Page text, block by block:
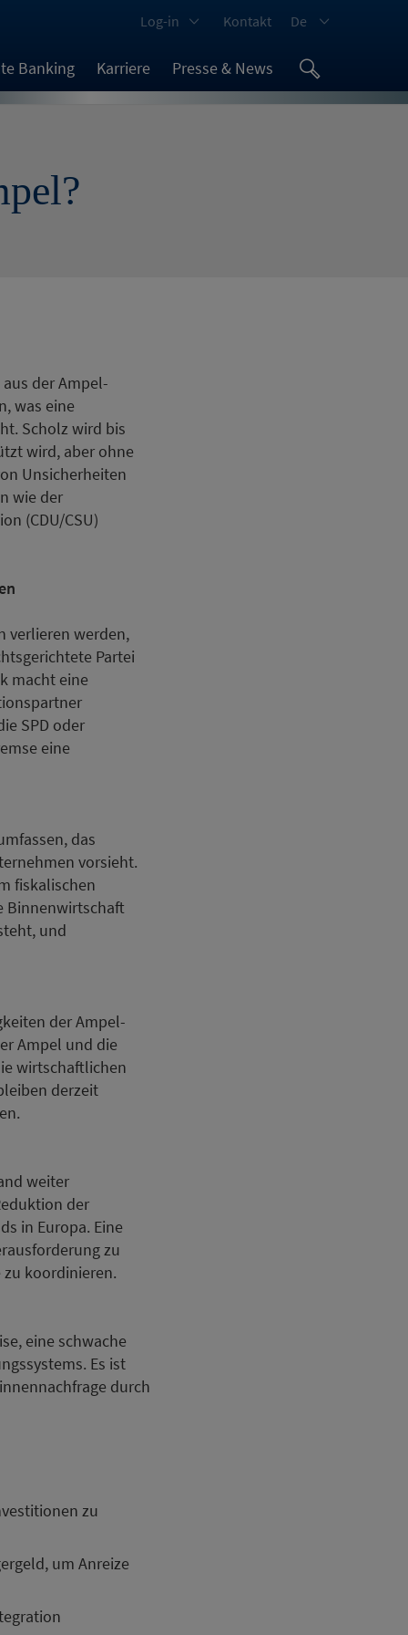
Banking Karriere Presse & News
Log-in Kontakt De
der Ampel-
was eine
Scholz wird bis
wird, aber ohne
Unsicherheiten
wie der
(CDU/CSU)
verlieren werden,
Partei
macht eine
SPD oder
eine
das
vorsieht.
fiskalischen
Binnenwirtschaft
und
der Ampel-
Ampel und die
wirtschaftlichen
derzeit
weiter
der
in Europa. Eine
zu
koordinieren.
eine schwache
Es ist
durch
zu
um Anreize